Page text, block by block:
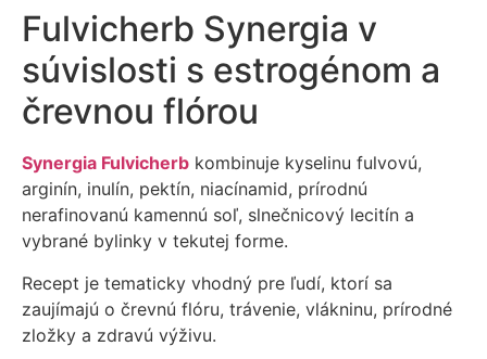
Fulvicherb Synergia v
súvislosti s estrogénom a
črevnou flórou
Synergia Fulvicherb kombinuje kyselinu fulvovú,
arginín, inulín, pektín, niacínamid, prírodnú
nerafinovanú kamennú soľ, slnečnicový lecitín a
vybrané bylinky v tekutej forme.
Recept je tematicky vhodný pre ľudí, ktorí sa
zaujímajú o črevnú flóru, trávenie, vlákninu, prírodné
zložky a zdravú výživu.